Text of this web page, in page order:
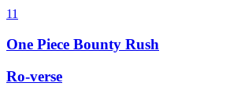
11
One Piece Bounty Rush
Ro-verse